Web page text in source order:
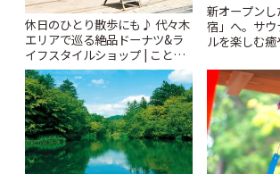
休日のひとり散歩にも♪ 代々木
エリアで巡る絶品ドーナツ&ラ
イフスタイルショップ | ことり
っぷ
新オープン
宿」へ。サ
ルを楽しむ